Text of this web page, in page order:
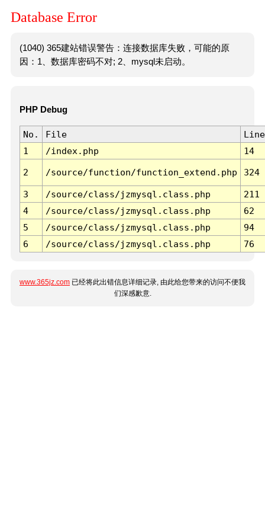
Database Error
(1040) 365建站错误警告：连接数据库失败，可能的原
因：1、数据库密码不对; 2、mysql未启动。
PHP Debug
No. File
Line
1
/index.php 14
2 /source/function/function_extend.php 324
3 /source/class/jzmysql.class.php
211
4
/source/class/jzmysql.class.php
62
5
/source/class/jzmysql.class.php
94
6
/source/class/jzmysql.class.php 76
www.365jz.com 已经将此出错信息详细记录, 由此给您带来的访问不便我
们深感歉意.